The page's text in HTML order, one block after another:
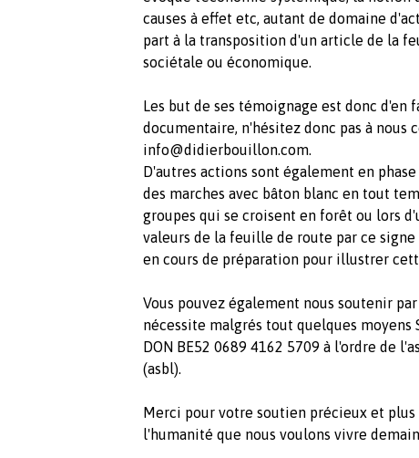
causes à effet etc, autant de domaine
part à la transposition d'un article de la
sociétale ou économique.
Les but de ses témoignage est donc
documentaire, n'hésitez donc pas à nous
info@didierbouillon.com.
D'autres actions sont également en
des marches avec bâton blanc en tout
groupes qui se croisent en forêt ou lors
valeurs de la feuille de route par ce
en cours de préparation pour illustrer
Vous pouvez également nous soutenir
nécessite malgrés tout quelques moyens
DON BE52 0689 4162 5709 à l'ordre de
(asbl).
Merci pour votre soutien précieux et
l'humanité que nous voulons vivre